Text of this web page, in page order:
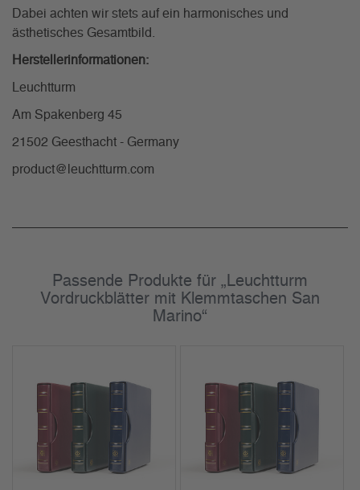
Dabei achten wir stets auf ein harmonisches und
ästhetisches Gesamtbild.
Herstellerinformationen:
Leuchtturm
Am Spakenberg 45
21502 Geesthacht - Germany
product@leuchtturm.com
Passende Produkte für „Leuchtturm
Vordruckblätter mit Klemmtaschen San
Marino“